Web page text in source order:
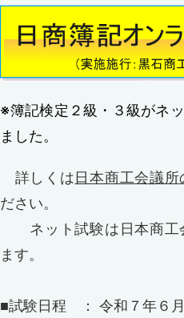
※簿記検定２級・３級がネ
ました。
詳しくは 日本商工会議
ださい。
ネット試験は日本商工
ます。
■試験日程 ： 令和７年６月